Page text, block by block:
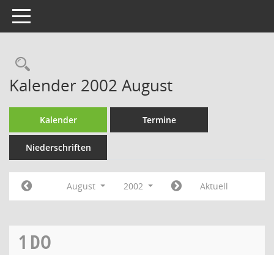
Toggle navigation
Rechercheauswahl
Kalender 2002 August
Kalender Termine
Niederschriften
August 2002 Aktuell
1 DO